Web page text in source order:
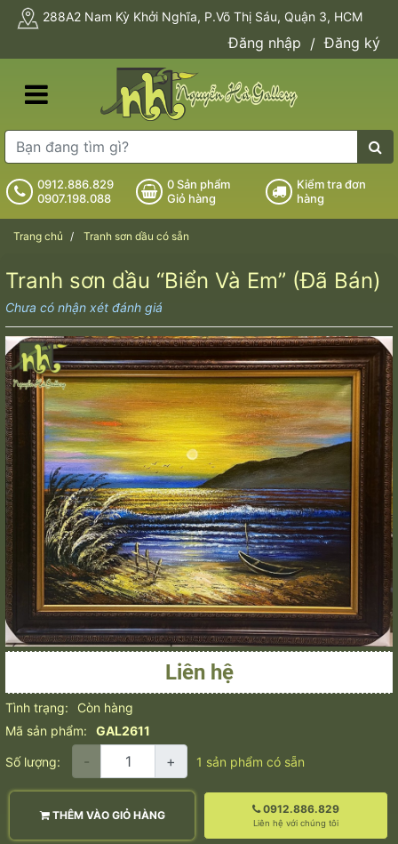
288A2 Nam Kỳ Khởi Nghĩa, P.Võ Thị Sáu, Quận 3, HCM
Đăng nhập / Đăng ký
0912.886.829
0907.198.088
0Sản phẩm
Giỏ hàng
Kiểm tra đơn
hàng
Trang chủ Tranh sơn dầu có sẵn
Tranh sơn dầu “Biển Và Em” (Đã Bán)
Chưa có nhận xét đánh giá
Liên hệ
Tình trạng:
Còn hàng
Mã sản phẩm:
GAL2611
Số lượng: - + 1 sản phẩm có sẵn
THÊM VÀO GIỎ HÀNG 0912.886.829
Liên hệ với chúng tôi